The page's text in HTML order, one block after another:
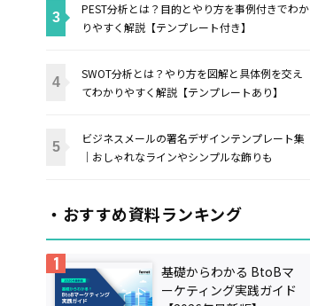
PEST分析とは？目的とやり方を事例付きでわか
りやすく解説【テンプレート付き】
SWOT分析とは？やり方を図解と具体例を交え
てわかりやすく解説【テンプレートあり】
ビジネスメールの署名デザインテンプレート集
｜おしゃれなラインやシンプルな飾りも
・おすすめ資料ランキング
基礎からわかる BtoBマ
ーケティング実践ガイド